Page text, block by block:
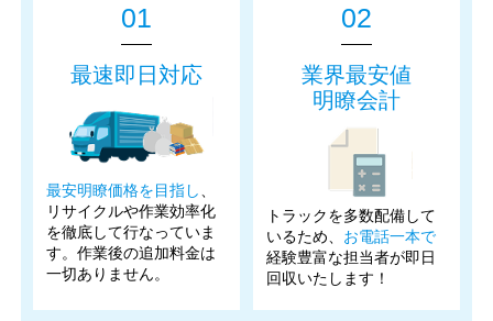
01
最速即日対応
最安明瞭価格を目指し
リサイクルや作業効率化
を徹底して行なっていま
す。作業後の追加料金は
一切ありません。
02
業界最安値
明瞭会計
トラックを多数配備して
いるため、 お電話一本で
経験豊富な担当者が即日
回収いたします！